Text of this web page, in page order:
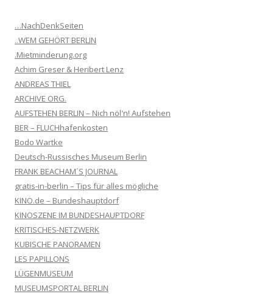
…NachDenkSeiten
..WEM GEHÖRT BERLIN
.Mietminderung.org
Achim Greser & Heribert Lenz
ANDREAS THIEL
ARCHIVE ORG.
AUFSTEHEN BERLIN – Nich nöl'n! Aufstehen
BER – FLUCHhafenkosten
Bodo Wartke
Deutsch-Russisches Museum Berlin
FRANK BEACHAM´S JOURNAL
gratis-in-berlin – Tips für alles mögliche
KINO.de – Bundeshauptdorf
KINOSZENE IM BUNDESHAUPTDORF
KRITISCHES-NETZWERK
KUBISCHE PANORAMEN
LES PAPILLONS
LÜGENMUSEUM
MUSEUMSPORTAL BERLIN